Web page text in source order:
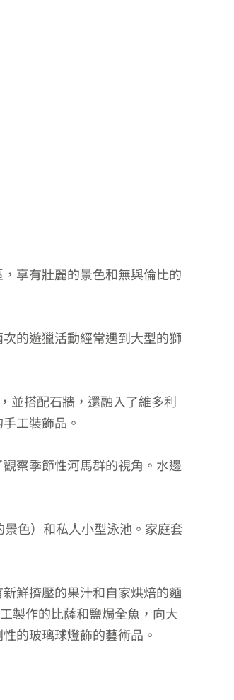
享有壯麗的景色和無與倫比的
的遊獵活動經常遇到大型的獅
並搭配石牆，還融入了維多利
工裝飾品。
察季節性河馬群的視角。水邊
色）和私人小型泳池。家庭套
鮮擠壓的果汁和自家烘焙的麵
製作的比薩和鹽焗全魚，向大
的玻璃球燈飾的藝術品。